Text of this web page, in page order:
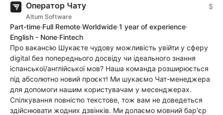
Оператор Чату
Altum Software
$
Part-time·Full Remote·Worldwide·1 year of experience·
English - None·Fintech
Про вакансію Шукаєте чудову можливість увійти у сферу
digital без попереднього досвіду чи ідеального знання
іспанської/англійської мов? Наша команда розширюється
під абсолютно новий проєкт! Ми шукаємо Чат-менеджера
для допомоги нашим користувачам у месенджерах.
Спілкування повністю текстове, тож вам не доведеться
здійснювати жодних дзвінків. Ми долаємо мовний бар'єр